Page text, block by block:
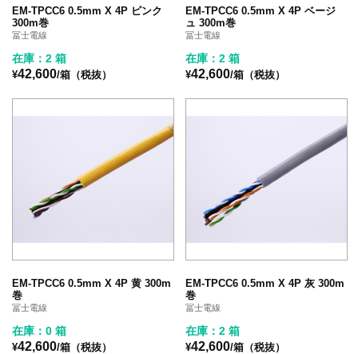
EM-TPCC6 0.5mm X 4P ピンク
300m巻
冨士電線
在庫：2 箱
¥42,600/箱（税抜）
EM-TPCC6 0.5mm X 4P ベージ
ュ 300m巻
冨士電線
在庫：2 箱
¥42,600/箱（税抜）
EM-TPCC6 0.5mm X 4P 黄 300m
巻
冨士電線
在庫：0 箱
¥42,600/箱（税抜）
EM-TPCC6 0.5mm X 4P 灰 300m
巻
冨士電線
在庫：2 箱
¥42,600/箱（税抜）